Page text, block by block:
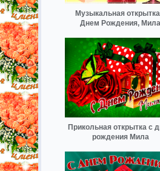
Музыкальная
Днем Рождения, Мила
Прикольная открытка с
рождения Мила